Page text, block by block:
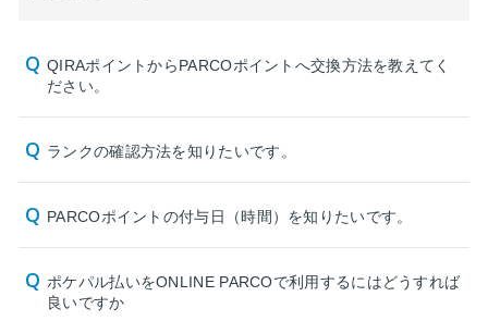
QIRAポイントからPARCOポイントへ交換方法を教えてく
ださい。
ランクの確認方法を知りたいです。
PARCOポイントの付与日（時間）を知りたいです。
ポケパル払いをONLINE PARCOで利用するにはどうすれば
良いですか